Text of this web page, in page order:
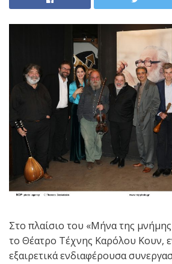
Στο πλαίσιο του «Μήνα της
το Θέατρο Τέχνης Καρόλου Κουν,
εξαιρετικά ενδιαφέρουσα